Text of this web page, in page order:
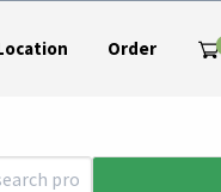
Order